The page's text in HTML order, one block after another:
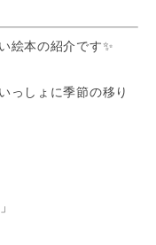
絵本の紹介です✨
っしょに季節の移り